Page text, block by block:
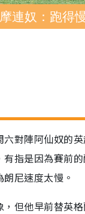
連奴：跑得
六對陣阿仙奴的
指是因為賽前
尼速度太慢。
但他早前替英格